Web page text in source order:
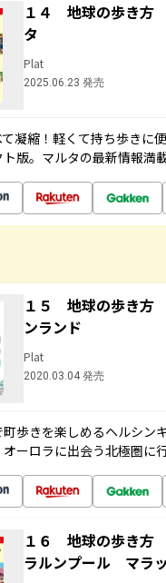
１４ 地球の歩き
タ
Plat
2025.06.23 発売
凝縮！軽くて持ち歩きに
版。マルタの最新情報満
１５ 地球の歩き
ンランド
Plat
2020.03.04 発売
歩きを楽しめるヘルシン
ーロラに出会う北極圏に
１６ 地球の歩き
ラルンプール マラ